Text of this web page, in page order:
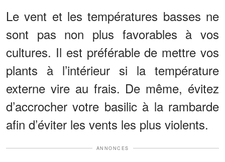
Le vent et les températures basses ne
sont pas non plus favorables à vos
cultures. Il est préférable de mettre vos
plants à l’intérieur si la température
externe vire au frais. De même, évitez
d’accrocher votre basilic à la rambarde
afin d’éviter les vents les plus violents.
ANNONCES